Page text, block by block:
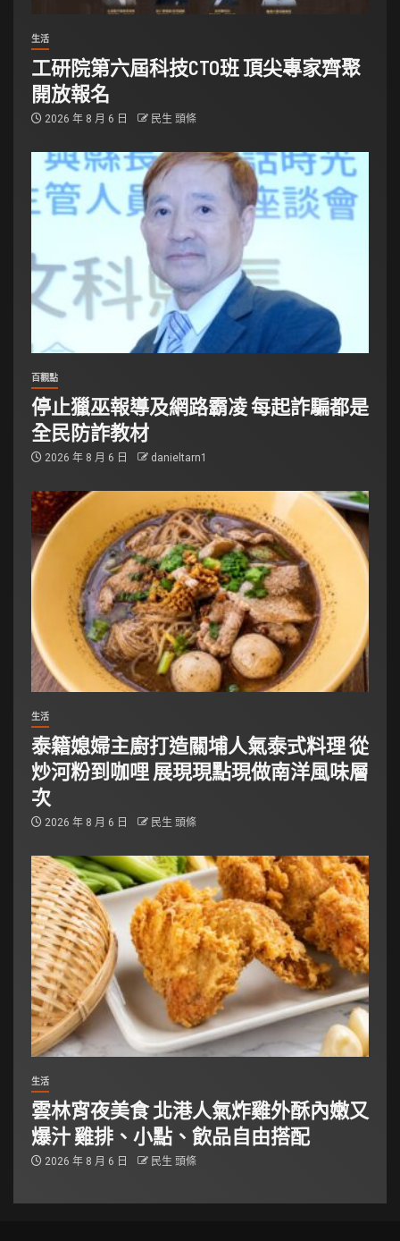
生活
工研院第六屆科技CTO班 頂尖專家齊聚
開放報名
2026 年 8 月 6 日 民生 頭條
百觀點
停止獵巫報導及網路霸凌 每起詐騙都是
全民防詐教材
2026 年 8 月 6 日 danieltarn1
生活
泰籍媳婦主廚打造關埔人氣泰式料理 從
炒河粉到咖哩 展現現點現做南洋風味層
次
2026 年 8 月 6 日 民生 頭條
生活
雲林宵夜美食 北港人氣炸雞外酥內嫩又
爆汁 雞排、小點、飲品自由搭配
2026 年 8 月 6 日 民生 頭條